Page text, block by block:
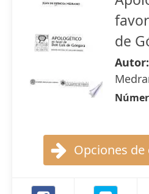
de
Autor:
Opciones de